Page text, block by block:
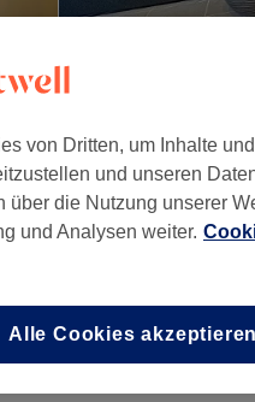
von Dritten, um Inhalte
und unseren
die Nutzung unserer
und Analysen weiter.
Alle Cookies